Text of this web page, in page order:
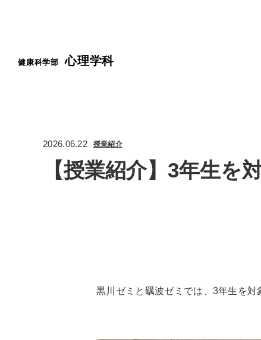
健康科学部 心理学科
2026.06.22 授業紹介
【授業紹介】3年生を
黒川ゼミと礪波ゼミでは、 3年生を対